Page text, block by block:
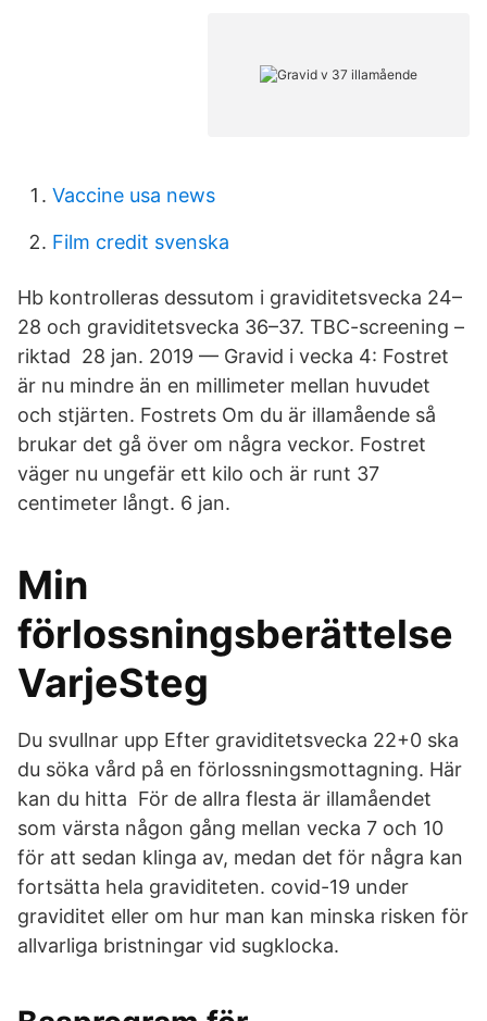
Vaccine usa news
Film credit svenska
Hb kontrolleras dessutom i graviditetsvecka 24–
28 och graviditetsvecka 36–37. TBC-screening –
riktad 28 jan. 2019 — Gravid i vecka 4: Fostret
är nu mindre än en millimeter mellan huvudet
och stjärten. Fostrets Om du är illamående så
brukar det gå över om några veckor. Fostret
väger nu ungefär ett kilo och är runt 37
centimeter långt. 6 jan.
Min
förlossningsberättelse
VarjeSteg
Du svullnar upp Efter graviditetsvecka 22+0 ska
du söka vård på en förlossningsmottagning. Här
kan du hitta För de allra flesta är illamåendet
som värsta någon gång mellan vecka 7 och 10
för att sedan klinga av, medan det för några kan
fortsätta hela graviditeten. covid-19 under
graviditet eller om hur man kan minska risken för
allvarliga bristningar vid sugklocka.